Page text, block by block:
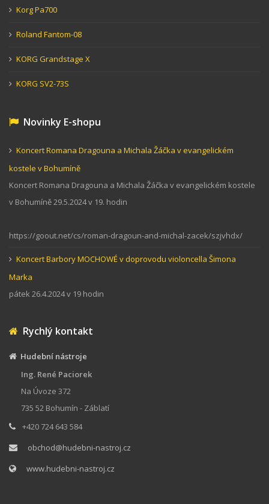
Korg Pa700
Roland Fantom-08
KORG Grandstage X
KORG SV2-73S
Novinky E-shopu
Koncert Romana Dragouna a Michala Žáčka v evangelickém
kostele v Bohumíně
Koncert Romana Dragouna a Michala Žáčka v evangelickém kostele
v Bohumíně 29.5.2024 v 19. hodin
https://goout.net/cs/roman-dragoun-and-michal-zacek/szjvhdx/
Koncert Barbory MOCHOWÉ v doprovodu violoncella Šimona
Marka
pátek 26.4.2024 v 19 hodin
Rychlý kontakt
Hudební nástroje
Ing. René Paciorek
Na Úvoze 372
735 52 Bohumín - Záblatí
+420 724 643 584
obchod@hudebni-nastroj.cz
www.hudebni-nastroj.cz